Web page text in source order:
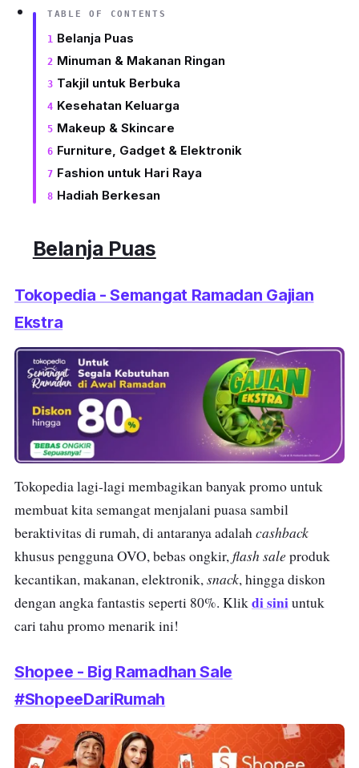
TABLE OF CONTENTS
Belanja Puas
Minuman & Makanan Ringan
Takjil untuk Berbuka
Kesehatan Keluarga
Makeup & Skincare
Furniture, Gadget & Elektronik
Fashion untuk Hari Raya
Hadiah Berkesan
Belanja Puas
Tokopedia - Semangat Ramadan Gajian
Ekstra
Tokopedia lagi-lagi membagikan banyak promo untuk
membuat kita semangat menjalani puasa sambil
beraktivitas di rumah, di antaranya adalahcashback
khusus pengguna OVO, bebas ongkir,flash sale produk
kecantikan, makanan, elektronik,snack, hingga diskon
dengan angka fantastis seperti 80%. Klikdi siniuntuk
cari tahu promo menarik ini!
Shopee - Big Ramadhan Sale
#ShopeeDariRumah